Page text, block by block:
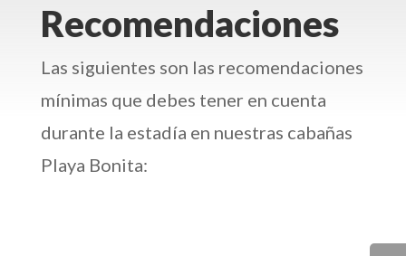
Recomendaciones
Las siguientes son las recomendaciones
mínimas que debes tener en cuenta
durante la estadía en nuestras cabañas
Playa Bonita: